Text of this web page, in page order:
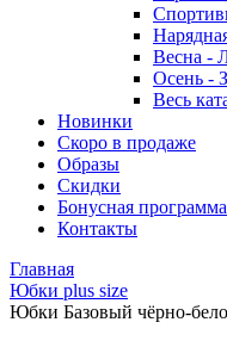
Весна -
Осень -
Весь
Новинки
Скоро в продаже
Образы
Скидки
Бонусная программа
Контакты
Главная
Юбки plus size
Юбки Базовый чёрно-